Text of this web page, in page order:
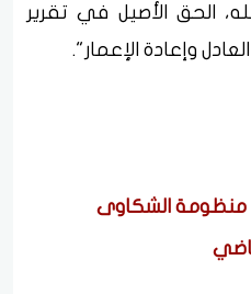
الحق الأصيل في تقرير
وإعادة الإعمار".
منظومة الشكاوى